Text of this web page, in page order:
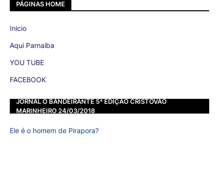
PÁGINAS HOME
Inicio
Aqui Parnaíba
YOU TUBE
FACEBOOK
JORNAL O BANDEIRANTE 5ª EDIÇÃO CRISTOVÃO
MARINHEIRO 24/03/2018
Ele é o homem de Pirapora?